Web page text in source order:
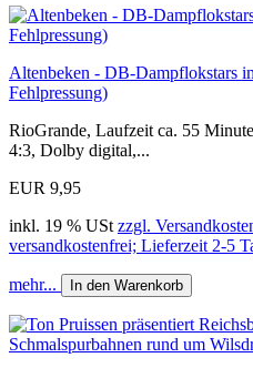
Altenbeken - DB-Dampflokstars
Fehlpressung)
RioGrande, Laufzeit ca. 55
4:3, Dolby digital,...
EUR 9,95
inkl. 19 % USt zzgl.
versandkostenfrei; Lieferzeit 2-5
mehr... In den Warenkorb